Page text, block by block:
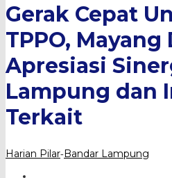
dan
Gerak Cepat
TPPO, Mayang
Apresiasi
Lampung dan
Terkait
Harian Pilar-Bandar Lampung